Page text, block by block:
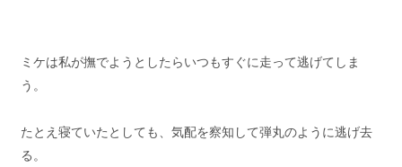
ミケは私が撫でようとしたらいつもすぐに走って逃げてしま
う。
たとえ寝ていたとしても、気配を察知して弾丸のように逃げ去
る。